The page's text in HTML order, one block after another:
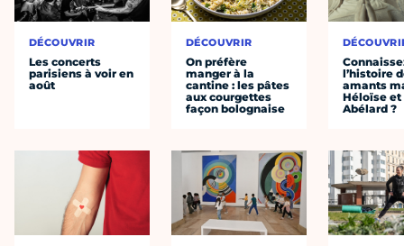
DÉCOUVRIR
Les concerts
parisiens à voir en
août
DÉCOUVRIR
On préfère
manger à la
cantine : les pâtes
aux courgettes
façon bolognaise
l’histoire
amants
Héloïse et
Abélard ?